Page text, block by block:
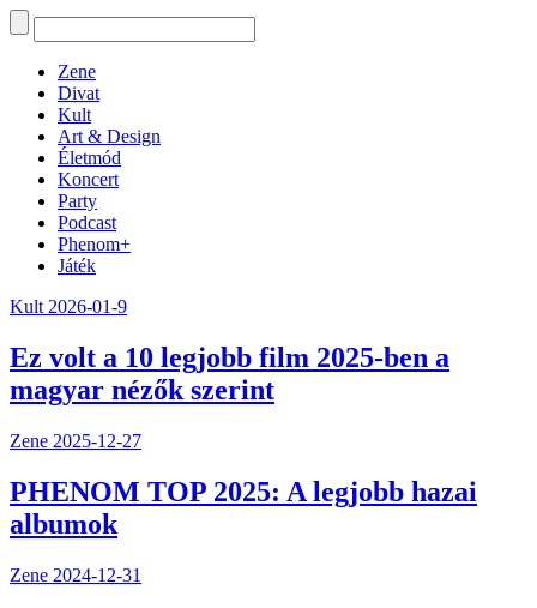
Zene
Divat
Kult
Art & Design
Életmód
Koncert
Party
Podcast
Phenom+
Játék
Kult 2026-01-9
Ez volt a 10 legjobb film 2025-ben a
magyar nézők szerint
Zene 2025-12-27
PHENOM TOP 2025: A legjobb hazai
albumok
Zene 2024-12-31